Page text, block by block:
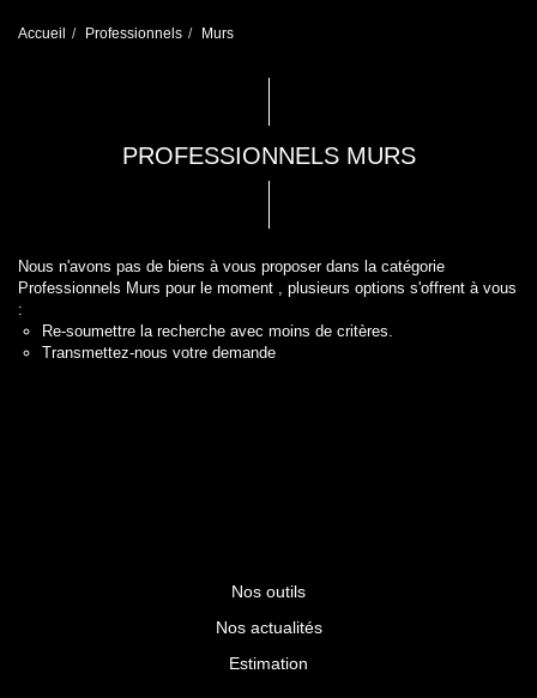
Accueil Professionnels Murs
PROFESSIONNELS MURS
Nous n'avons pas de biens à vous proposer dans la catégorie
Professionnels Murs pour le moment , plusieurs options s'offrent à vous
:
Re-soumettre la recherche avec moins de critères.
Transmettez-nous votre demande
Nos outils
Nos actualités
Estimation